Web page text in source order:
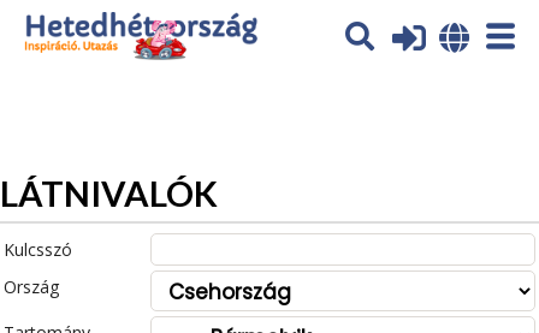
Az oldal sütiket (cookies) használ. További tájékoztatás itt:
Adatvédelmi tájékoztató
LÁTNIVALÓK
Kulcsszó
Ország